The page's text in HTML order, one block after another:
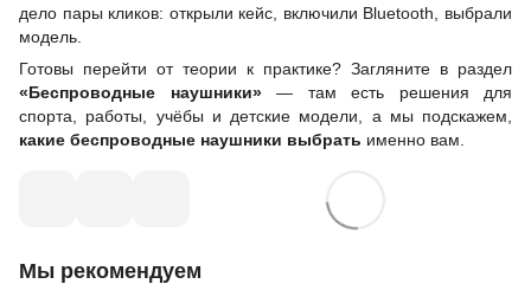
дело пары кликов: открыли кейс, включили Bluetooth, выбрали
модель.
Готовы перейти от теории к практике? Загляните в раздел
«Беспроводные наушники»— там есть решения для
спорта, работы, учёбы и детские модели, а мы подскажем,
какие беспроводные наушники выбрать именно вам.
Мы рекомендуем